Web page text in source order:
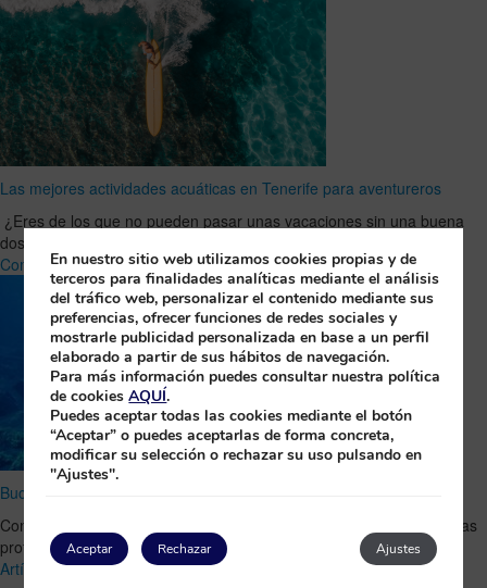
Las mejores actividades acuáticas en Tenerife para aventureros
¿Eres de los que no pueden pasar unas vacaciones sin una buena
dosis de adrenalina? Entonces Tenerife es tu …
Completo
Bucea en La Palma y conoce las Cruces de Malpique
Conoce la fascinante historia del cementerio hundido existente en las
profundidades de las aguas palmeras, uno de los lugares …Leer
Artículo Completo
En nuestro sitio web utilizamos cookies propias y de
terceros para finalidades analíticas mediante el análisis
del tráfico web, personalizar el contenido mediante sus
preferencias, ofrecer funciones de redes sociales y
mostrarle publicidad personalizada en base a un perfil
elaborado a partir de sus hábitos de navegación.
Para más información puedes consultar nuestra política
de cookiesAQUÍ.
Puedes aceptar todas las cookies mediante el botón
“Aceptar” o puedes aceptarlas de forma concreta,
modificar su selección o rechazar su uso pulsando en
"Ajustes".
Aceptar Ajustes
Rechazar